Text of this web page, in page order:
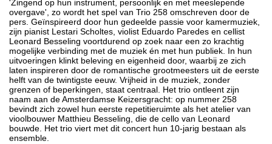
'Zingend op hun instrument, persoonlijk en met meeslepende
overgave', zo wordt het spel van Trio 258 omschreven door de
pers. Geïnspireerd door hun gedeelde passie voor kamermuziek,
zijn pianist Lestari Scholtes, violist Eduardo Paredes en cellist
Leonard Besseling voortdurend op zoek naar een zo krachtig
mogelijke verbinding met de muziek én met hun publiek. In hun
uitvoeringen klinkt beleving en eigenheid door, waarbij ze zich
laten inspireren door de romantische grootmeesters uit de eerste
helft van de twintigste eeuw. Vrijheid in de muziek, zonder
grenzen of beperkingen, staat centraal. Het trio ontleent zijn
naam aan de Amsterdamse Keizersgracht: op nummer 258
bevindt zich zowel hun eerste repetitieruimte als het atelier van
vioolbouwer Matthieu Besseling, die de cello van Leonard
bouwde. Het trio viert met dit concert hun 10-jarig bestaan als
ensemble.